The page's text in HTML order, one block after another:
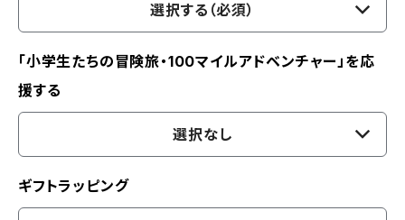
選択する（必須）
「小学生たちの冒険旅・100マイルアドベンチャー」を応
援する
選択なし
ギフトラッピング